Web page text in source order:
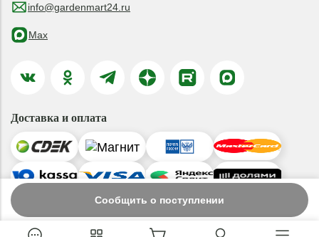
Сообщить о поступлении
info@gardenmart24.ru
Max
Доставка и оплата
© 2019-2026 ООО «ГАРДЕНМАРТ24»